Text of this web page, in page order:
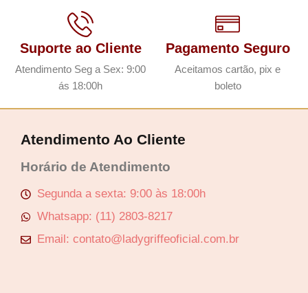
Suporte ao Cliente
Atendimento Seg a Sex: 9:00
ás 18:00h
Pagamento Seguro
Aceitamos cartão, pix e
boleto
Atendimento Ao Cliente
Horário de Atendimento
Segunda a sexta: 9:00 às 18:00h
Whatsapp: (11) 2803-8217
Email: contato@ladygriffeoficial.com.br